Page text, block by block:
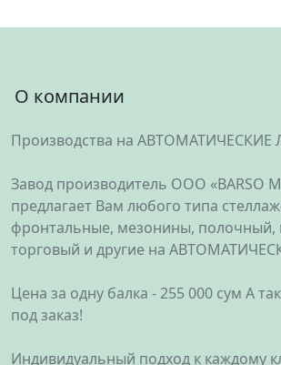
О компании
Производства на
Завод производитель ООО «BARSO
предлагает Вам любого типа
фронтальные, мезонины, полочный,
торговый и другие на
Цена за одну балка - 255 000 сум А
под заказ!
Индивидуальный подход к каждому